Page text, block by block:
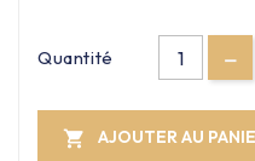
Quantité
 AJOUTER AU